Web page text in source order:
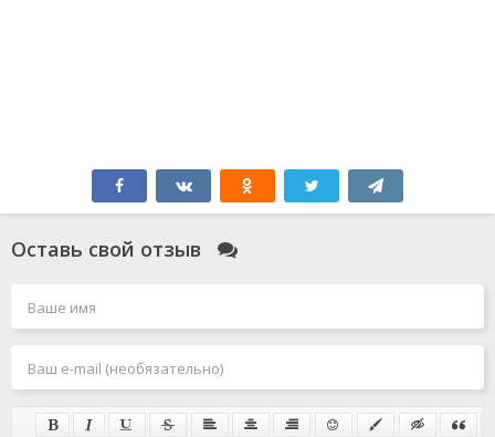
Оставь свой отзыв